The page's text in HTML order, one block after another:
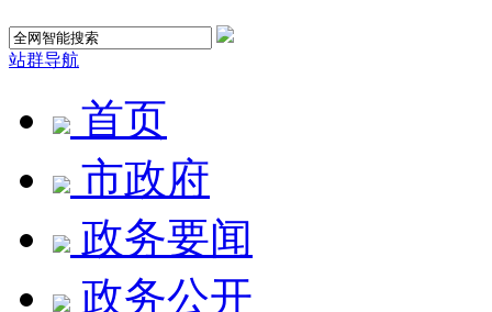
站群导航
首页
市政府
政务要闻
政务公开